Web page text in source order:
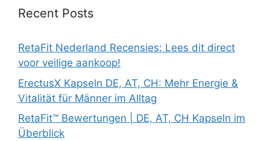
Recent Posts
RetaFit Nederland Recensies: Lees dit direct
voor veilige aankoop!
ErectusX Kapseln DE, AT, CH: Mehr Energie &
Vitalität für Männer im Alltag
RetaFit™ Bewertungen | DE, AT, CH Kapseln im
Überblick